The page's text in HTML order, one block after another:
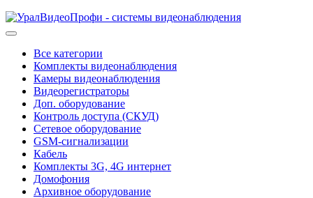
Все категории
Комплекты видеонаблюдения
Камеры видеонаблюдения
Видеорегистраторы
Доп. оборудование
Контроль доступа (СКУД)
Сетевое оборудование
GSM-сигнализации
Кабель
Комплекты 3G, 4G интернет
Домофония
Архивное оборудование